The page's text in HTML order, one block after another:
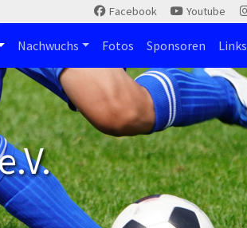
Facebook Youtube
Nachwuchs Fotos Sponsoren Links